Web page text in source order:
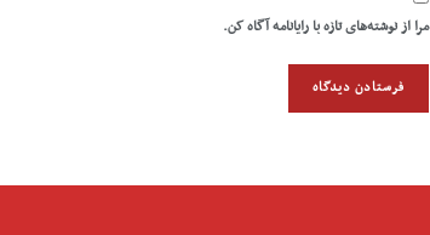
مرا از نوشته‌های تازه با رایانامه آگاه کن.